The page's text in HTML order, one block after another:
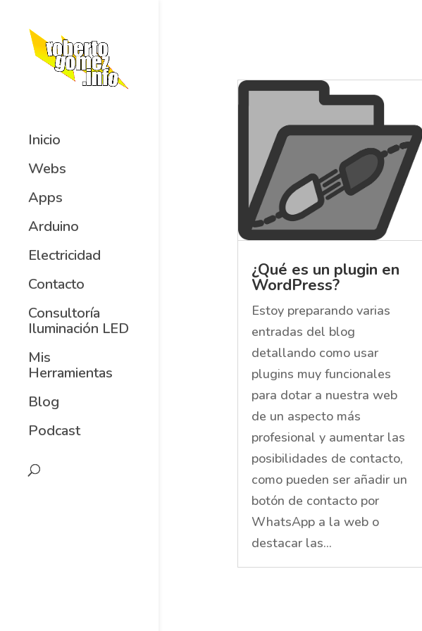
Inicio
Webs
Apps
Arduino
Electricidad
Contacto
Consultoría
Iluminación LED
Mis
Herramientas
Blog
Podcast
¿Qué es un plugin en
WordPress?
Estoy preparando varias
entradas del blog
detallando como usar
plugins muy funcionales
para dotar a nuestra web
de un aspecto más
profesional y aumentar las
posibilidades de contacto,
como pueden ser añadir un
botón de contacto por
WhatsApp a la web o
destacar las...